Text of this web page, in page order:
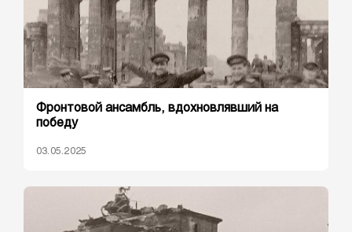
Фронтовой ансамбль, вдохновлявший на
победу
03.05.2025